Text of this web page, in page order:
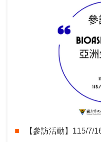
【參訪活動】115/7/